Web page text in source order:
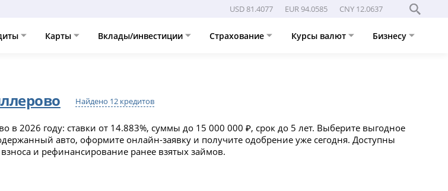
USD 81.4077 EUR 94.0585 CNY 12.0637
Карты Вклады/инвестиции Страхование Курсы валют Бизнесу
Найдено 12 кредитов
в 2026 году: ставки от 14.883%, суммы до 15 000 000 ₽, срок до 5 лет. Выберите выгодное
авто, оформите онлайн-заявку и получите одобрение уже сегодня. Доступны
и рефинансирование ранее взятых займов.